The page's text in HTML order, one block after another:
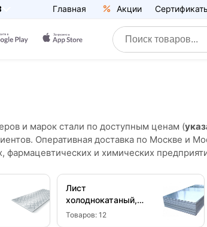
Главная Акции
и марок стали по доступным ценам (
Оперативная доставка по Москве и
и химических
Лист
холоднокатаный,
Ст08
Товаров: 12